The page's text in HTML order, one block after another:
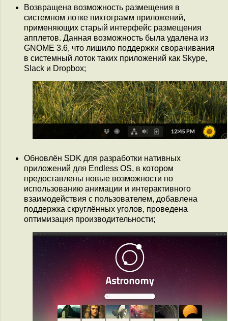
Возвращена возможность размещения в
системном лотке пиктограмм приложений,
применяющих старый интерфейс размещения
апплетов. Данная возможность была удалена из
GNOME 3.6, что лишило поддержки сворачивания
в системный лоток таких приложений как Skype,
Slack и Dropbox;
Обновлён SDK для разработки нативных
приложений для Endless OS, в котором
предоставлены новые возможности по
использованию анимации и интерактивного
взаимодействия с пользователем, добавлена
поддержка скруглённых уголов, проведена
оптимизация производительности;